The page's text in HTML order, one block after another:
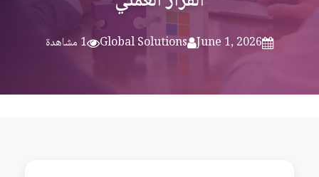
June 1, 2026
Global Solutions 1 مشاهدة